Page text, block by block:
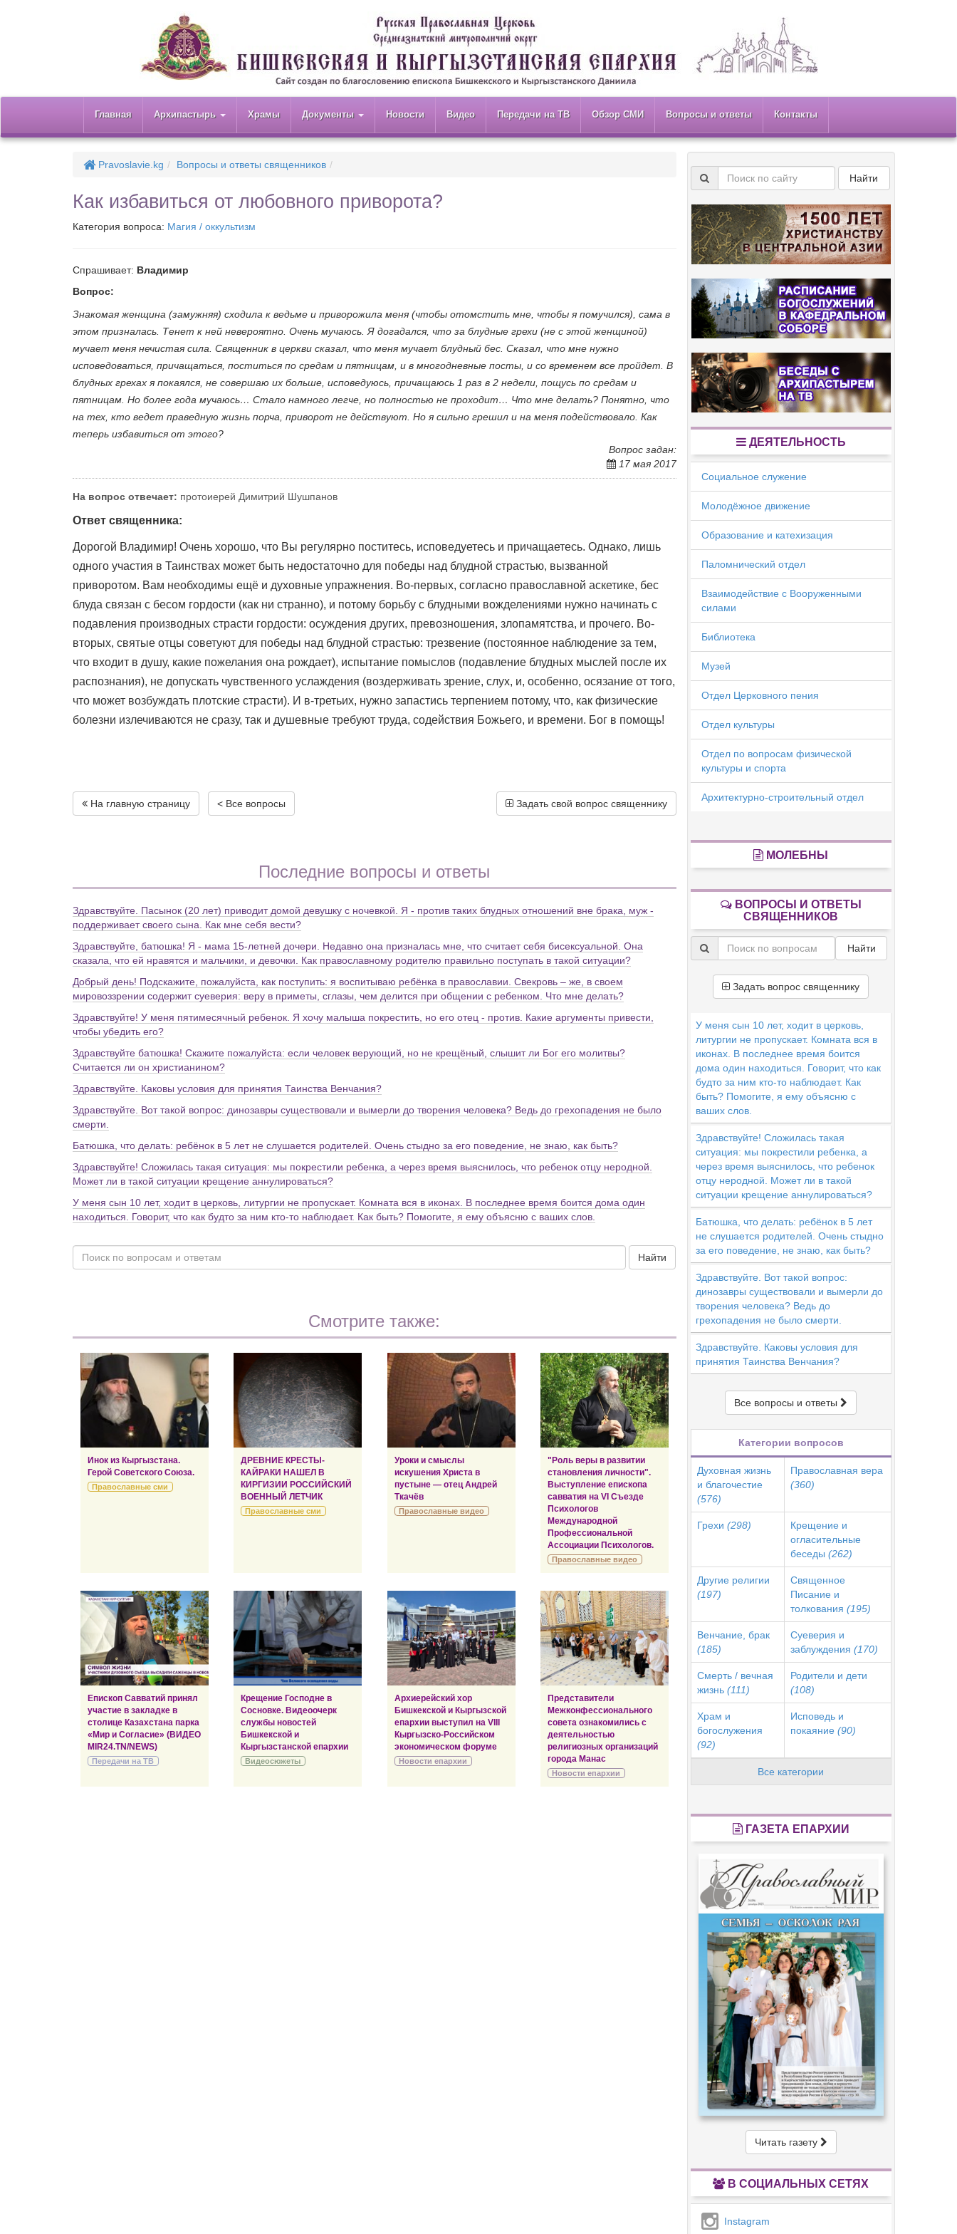
Главная Архипастырь Храмы Документы Новости Видео Передачи на ТВ Обзор СМИ Вопросы и ответы Контакты
Pravoslavie.kg Вопросы и ответы священников
Как избавиться от любовного приворота?
Категория вопроса: Магия / оккультизм
Спрашивает: Владимир
Вопрос:
Знакомая женщина (замужняя) сходила к ведьме и приворожила меня (чтобы отомстить мне, чтобы я помучился), сама в
этом призналась. Тенет к ней невероятно. Очень мучаюсь. Я догадался, что за блудные грехи (не с этой женщиной)
мучает меня нечистая сила. Священник в церкви сказал, что меня мучает блудный бес. Сказал, что мне нужно
исповедоваться, причащаться, поститься по средам и пятницам, и в многодневные посты, и со временем все пройдет. В
блудных грехах я покаялся, не совершаю их больше, исповедуюсь, причащаюсь 1 раз в 2 недели, пощусь по средам и
пятницам. Но более года мучаюсь… Стало намного легче, но полностью не проходит… Что мне делать? Понятно, что
на тех, кто ведет праведную жизнь порча, приворот не действуют. Но я сильно грешил и на меня подействовало. Как
теперь избавиться от этого?
Вопрос задан:
17 мая 2017
На вопрос отвечает: протоиерей Димитрий Шушпанов
Ответ священника:
Дорогой Владимир! Очень хорошо, что Вы регулярно поститесь, исповедуетесь и причащаетесь. Однако, лишь
одного участия в Таинствах может быть недостаточно для победы над блудной страстью, вызванной
приворотом. Вам необходимы ещё и духовные упражнения. Во-первых, согласно православной аскетике, бес
блуда связан с бесом гордости (как ни странно), и потому борьбу с блудными вожделениями нужно начинать с
подавления производных страсти гордости: осуждения других, превозношения, злопамятства, и прочего. Во-
вторых, святые отцы советуют для победы над блудной страстью: трезвение (постоянное наблюдение за тем,
что входит в душу, какие пожелания она рождает), испытание помыслов (подавление блудных мыслей после их
распознания), не допускать чувственного услаждения (воздерживать зрение, слух, и, особенно, осязание от того,
что может возбуждать плотские страсти). И в-третьих, нужно запастись терпением потому, что, как физические
болезни излечиваются не сразу, так и душевные требуют труда, содействия Божьего, и времени. Бог в помощь!
На главную страницу < Все вопросы Задать свой вопрос священнику
Последние вопросы и ответы
Здравствуйте. Пасынок (20 лет) приводит домой девушку с ночевкой. Я - против таких блудных отношений вне брака, муж -
поддерживает своего сына. Как мне себя вести?
Здравствуйте, батюшка! Я - мама 15-летней дочери. Недавно она призналась мне, что считает себя бисексуальной. Она
сказала, что ей нравятся и мальчики, и девочки. Как православному родителю правильно поступать в такой ситуации?
Добрый день! Подскажите, пожалуйста, как поступить: я воспитываю ребёнка в православии. Свекровь – же, в своем
мировоззрении содержит суеверия: веру в приметы, сглазы, чем делится при общении с ребенком. Что мне делать?
Здравствуйте! У меня пятимесячный ребенок. Я хочу малыша покрестить, но его отец - против. Какие аргументы привести,
чтобы убедить его?
Здравствуйте батюшка! Скажите пожалуйста: если человек верующий, но не крещёный, слышит ли Бог его молитвы?
Считается ли он христианином?
Здравствуйте. Каковы условия для принятия Таинства Венчания?
Здравствуйте. Вот такой вопрос: динозавры существовали и вымерли до творения человека? Ведь до грехопадения не было
смерти.
Батюшка, что делать: ребёнок в 5 лет не слушается родителей. Очень стыдно за его поведение, не знаю, как быть?
Здравствуйте! Сложилась такая ситуация: мы покрестили ребенка, а через время выяснилось, что ребенок отцу неродной.
Может ли в такой ситуации крещение аннулироваться?
У меня сын 10 лет, ходит в церковь, литургии не пропускает. Комната вся в иконах. В последнее время боится дома один
находиться. Говорит, что как будто за ним кто-то наблюдает. Как быть? Помогите, я ему объясню с ваших слов.
Найти
Смотрите также:
Инок из Кыргызстана.
Герой Советского Союза.
Православные сми
ДРЕВНИЕ КРЕСТЫ-
КАЙРАКИ НАШЕЛ В
КИРГИЗИИ РОССИЙСКИЙ
ВОЕННЫЙ ЛЕТЧИК
Православные сми
Уроки и смыслы
искушения Христа в
пустыне — отец Андрей
Ткачёв
Православные видео
"Роль веры в развитии
становления личности".
Выступление епископа
савватия на VI Съезде
Психологов
Международной
Профессиональной
Ассоциации Психологов.
Православные видео
Епископ Савватий принял
участие в закладке в
столице Казахстана парка
«Мир и Согласие» (ВИДЕО
MIR24.TN/NEWS)
Передачи на ТВ
Крещение Господне в
Сосновке. Видеоочерк
службы новостей
Бишкекской и
Кыргызстанской епархии
Видеосюжеты
Архиерейский хор
Бишкекской и Кыргызской
епархии выступил на VIII
Кыргызско-Российском
экономическом форуме
Новости епархии
Представители
Межконфессионального
совета ознакомились с
деятельностью
религиозных организаций
города Манас
Новости епархии
Найти
ДЕЯТЕЛЬНОСТЬ
Социальное служение
Молодёжное движение
Образование и катехизация
Паломнический отдел
Взаимодействие с Вооруженными
силами
Библиотека
Музей
Отдел Церковного пения
Отдел культуры
Отдел по вопросам физической
культуры и спорта
Архитектурно-строительный отдел
МОЛЕБНЫ
ВОПРОСЫ И ОТВЕТЫ
СВЯЩЕННИКОВ
Найти
Задать вопрос священнику
У меня сын 10 лет, ходит в церковь,
литургии не пропускает. Комната вся в
иконах. В последнее время боится
дома один находиться. Говорит, что как
будто за ним кто-то наблюдает. Как
быть? Помогите, я ему объясню с
ваших слов.
Здравствуйте! Сложилась такая
ситуация: мы покрестили ребенка, а
через время выяснилось, что ребенок
отцу неродной. Может ли в такой
ситуации крещение аннулироваться?
Батюшка, что делать: ребёнок в 5 лет
не слушается родителей. Очень стыдно
за его поведение, не знаю, как быть?
Здравствуйте. Вот такой вопрос:
динозавры существовали и вымерли до
творения человека? Ведь до
грехопадения не было смерти.
Здравствуйте. Каковы условия для
принятия Таинства Венчания?
Все вопросы и ответы
Категории вопросов
Духовная жизнь
и благочестие
(576)
Православная вера
(360)
Грехи (298)
Крещение и
огласительные
беседы (262)
Другие религии
(197)
Священное
Писание и
толкования (195)
Венчание, брак
(185)
Суеверия и
заблуждения (170)
Смерть / вечная
жизнь (111)
Родители и дети
(108)
Храм и
богослужения
(92)
Исповедь и
покаяние (90)
Все категории
ГАЗЕТА ЕПАРХИИ
Читать газету
В СОЦИАЛЬНЫХ СЕТЯХ
Instagram